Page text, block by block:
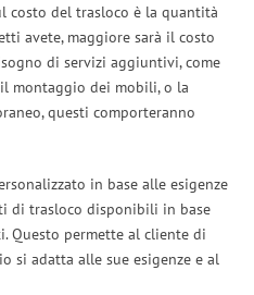
costo del trasloco è la quantità
avete, maggiore sarà il costo
di servizi aggiuntivi, come
montaggio dei mobili, o la
questi comporteranno
in base alle esigenze
di trasloco disponibili in base
Questo permette al cliente di
si adatta alle sue esigenze e al